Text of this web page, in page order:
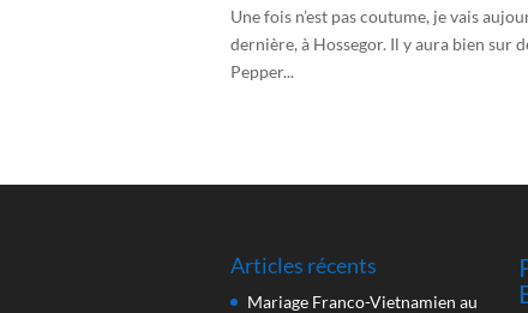
Une fois n’est pas coutume, je vais
dernière, à Hossegor. Il y aura bien sur
Pepper...
Articles récents
Mariage Franco-Vietnamien au